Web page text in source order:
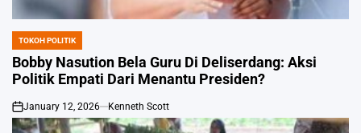
POSTED
IN
TOKOH POLITIK
Bobby Nasution Bela Guru Di Deliserdang: Aksi
Politik Empati Dari Menantu Presiden?
on
January 12, 2026 Kenneth Scott